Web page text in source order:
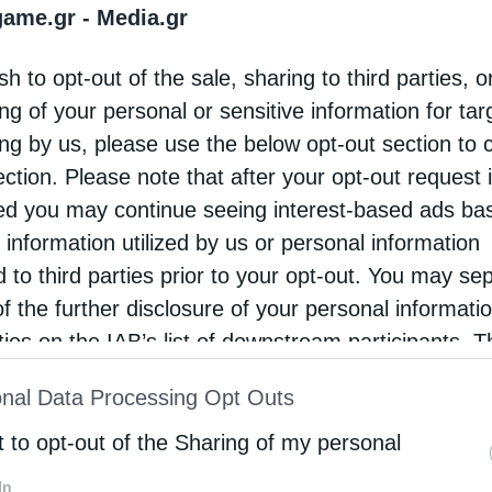
- Media.gr
to opt-out of the sale, sharing to third parties,
of your personal or sensitive information for
by us, please use the below opt-out section to
Please note that after your opt-out request
you may continue seeing interest-based ads
information utilized by us or personal information
to third parties prior to your opt-out. You may
the further disclosure of your personal
on the IAB’s list of downstream participants.
of Downstream Participantsthat may further
parties.
Data Processing Opt Outs
to opt-out of the Sharing of my personal
για τα έργα αποκατάστασης από τις κακοκαιρίες
τη σύμβαση για το ΣΔΙΤ για αρδευτικό έργο του
με την ΑΚΤΩΡ Παραχωρήσεις.
καθοριστική, παρά την παράδοση της Αττικής
Αττική Οδό ΑΕ ύψους περίπου 60 εκατ. ευρώ με
των εσόδων από την Αττική Οδό αναμένεται να
το οποίο προγραμματίζεται να τεθεί σε
έσοδα, είναι κρίσιμη η ανάληψη νέων συμβάσεων
Αθήνας, όπου έπιασε το πρώτο χιλιόμετρο
από το Γαλάτσι. Ο μετροπόντικας που ξεκίνησε από